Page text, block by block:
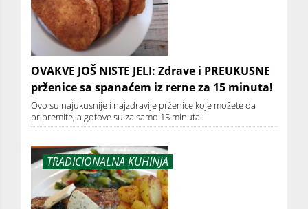
OVAKVE JOŠ NISTE JELI: Zdrave i PREUKUSNE
prženice sa spanaćem iz rerne za 15 minuta!
Ovo su najukusnije i najzdravije prženice koje možete da
pripremite, a gotove su za samo 15 minuta!
TRADICIONALNA KUHINJA